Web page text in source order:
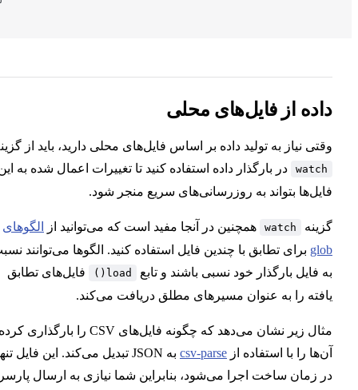
از فایل‌های محلی
نیاز به تولید داده بر اساس فایل‌های محلی دارید، باید از گزینه
در بارگذار داده استفاده کنید تا تغییرات اعمال شده به این
بتواند به روزرسانی‌های سریع منجر شود.
watch همچنین در آنجا مفید است که می‌توانید ازالگوهای
برای تطابق با چندین فایل استفاده کنید. الگوها می‌توانند نسبت
بارگذار خود نسبی باشند و تابع load()
فایل‌های تطابق
را به عنوان مسیرهای مطلق دریافت می‌کند.
مثال زیر نشان می‌دهد که چگونه فایل‌های CSV را بارگذاری کرده و
را با استفاده ازcsv-parse
به JSON تبدیل می‌کند. این فایل تنها
ساخت اجرا می‌شود، بنابراین شما نیازی به ارسال پارسر